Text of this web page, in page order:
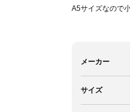
A5サイズなので
メーカー
サイズ